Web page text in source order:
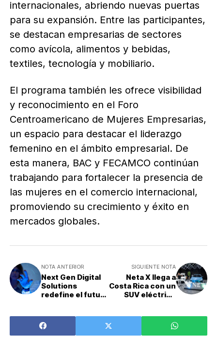
internacionales, abriendo nuevas puertas
para su expansión. Entre las participantes,
se destacan empresarias de sectores
como avícola, alimentos y bebidas,
textiles, tecnología y mobiliario.
El programa también les ofrece visibilidad
y reconocimiento en el Foro
Centroamericano de Mujeres Empresarias,
un espacio para destacar el liderazgo
femenino en el ámbito empresarial. De
esta manera, BAC y FECAMCO continúan
trabajando para fortalecer la presencia de
las mujeres en el comercio internacional,
promoviendo su crecimiento y éxito en
mercados globales.
NOTA ANTERIOR
Next Gen Digital
Solutions
redefine el futuro
SIGUIENTE NOTA
Neta X llega a
Costa Rica con un
SUV eléctrico